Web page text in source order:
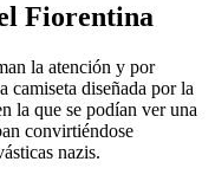
Fiorentina
la atención y por
camiseta diseñada por la
la que se podían ver una
convirtiéndose
nazis.